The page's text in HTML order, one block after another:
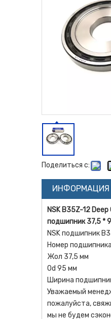
Поделиться с:
ИНФОРМАЦИЯ
NSK B35Z-12
подшипник 37,5 *
NSK подшипник
Номер
Жол 37,5 мм
Od 95 мм
Ширина
Уважаемый
пожалуйста,
мы не будем